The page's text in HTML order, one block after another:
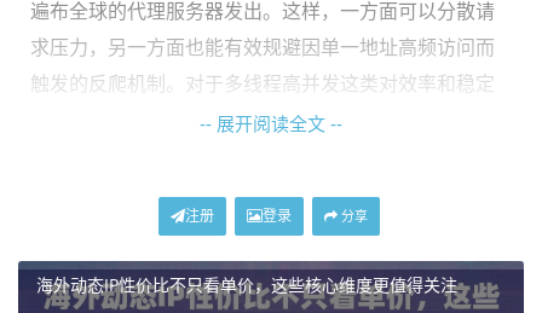
遍布全球的代理服务器发出。这样，一方面可以分散请
求压力，另一方面也能有效规避因单一地址高频访问而
触发的反爬机制。对于多线程高并发这类对效率和稳定
性要求极高的任务，选择合适的代理IP资源，是项目能
核心选型标准一：IP池的规模与纯净度
进行高并发数据采集，首先考验的是代理IP服务商的资
-- 展开阅读全文 --
注册 登录 分享
海外动态IP性价比不只看单价，这些核心维度更值得关注